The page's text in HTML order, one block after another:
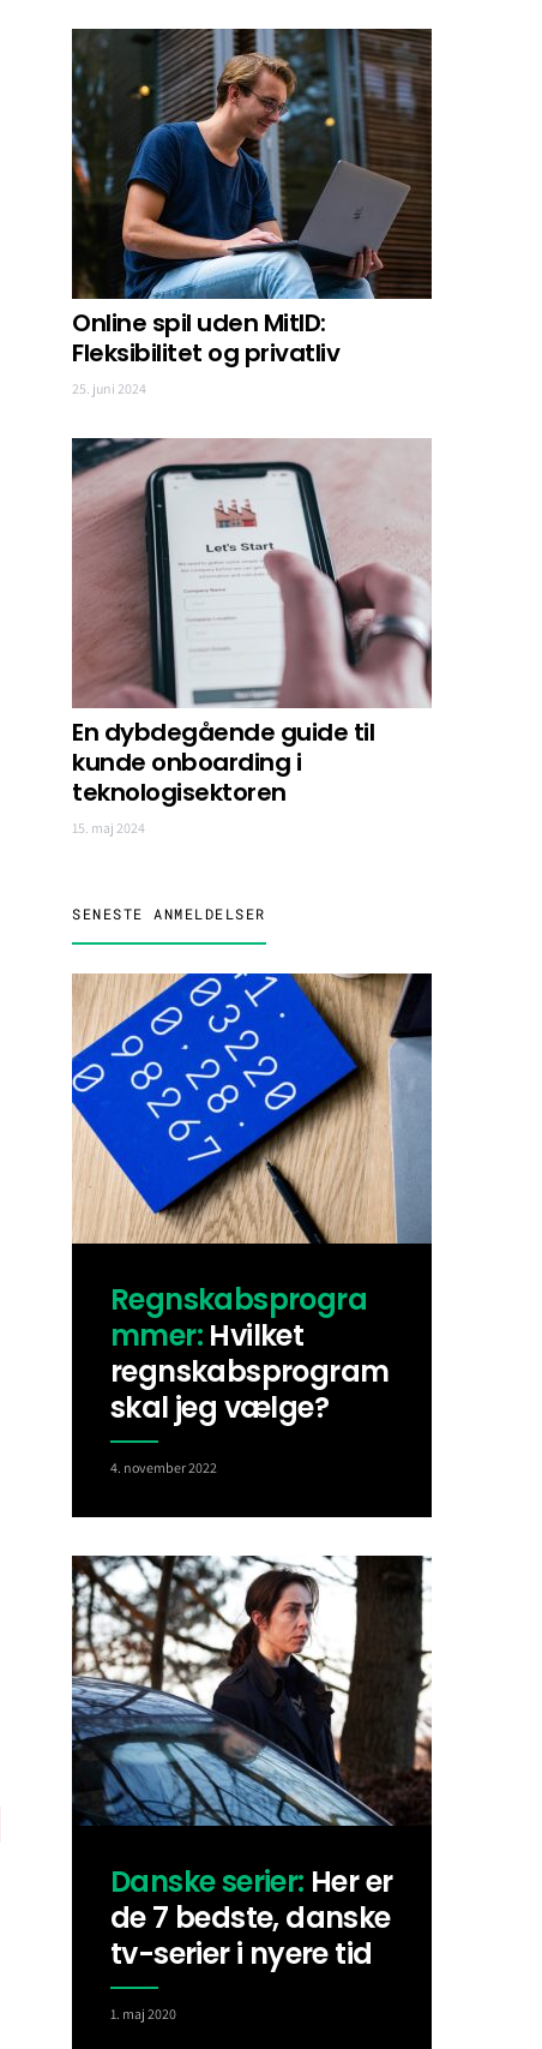
Online spil uden MitID:
Fleksibilitet og privatliv
25. juni 2024
En dybdegående guide til
kunde onboarding i
teknologisektoren
15. maj 2024
SENESTE ANMELDELSER
Regnskabsprogra
mmer: Hvilket
regnskabsprogram
skal jeg vælge?
4. november 2022
Danske serier: Her er
de 7 bedste, danske
tv-serier i nyere tid
1. maj 2020